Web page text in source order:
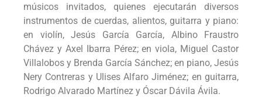
músicos invitados, quienes ejecutarán diversos
instrumentos de cuerdas, alientos, guitarra y piano:
en violín, Jesús García García, Albino Fraustro
Chávez y Axel Ibarra Pérez; en viola, Miguel Castor
Villalobos y Brenda García Sánchez; en piano, Jesús
Nery Contreras y Ulises Alfaro Jiménez; en guitarra,
Rodrigo Alvarado Martínez y Óscar Dávila Ávila.